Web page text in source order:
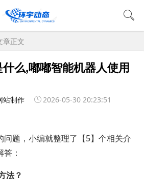
章正文
么,嘟嘟智能机器人使用
站制作
2026-05-30 20:23:51
问题，小编就整理了【5】个相关介
：
法？